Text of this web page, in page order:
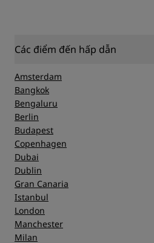
Các điểm đến hấp dẫn
Amsterdam
Bangkok
Bengaluru
Berlin
Budapest
Copenhagen
Dubai
Dublin
Gran Canaria
Istanbul
London
Manchester
Milan